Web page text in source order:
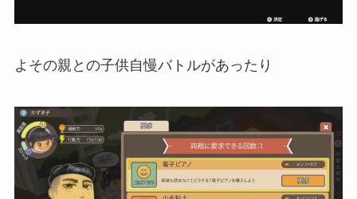
よその親との子供自慢バトルがあったり